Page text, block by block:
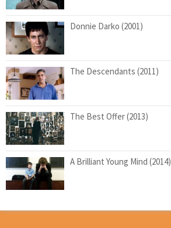
Donnie Darko (2001)
The Descendants (2011)
The Best Offer (2013)
A Brilliant Young Mind (2014)